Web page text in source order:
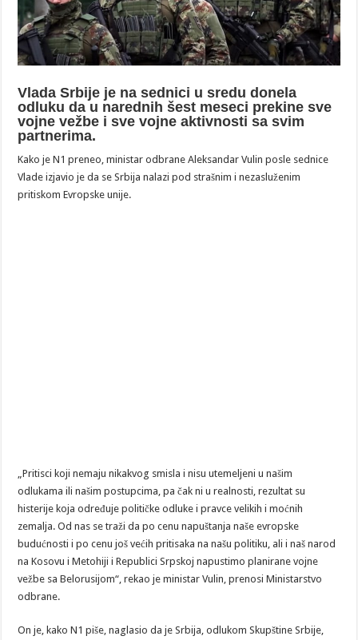
Vlada Srbije je na sednici u sredu donela
odluku da u narednih šest meseci prekine sve
vojne vežbe i sve vojne aktivnosti sa svim
partnerima.
Kako je N1 preneo, ministar odbrane Aleksandar Vulin posle sednice
Vlade izjavio je da se Srbija nalazi pod strašnim i nezasluženim
pritiskom Evropske unije.
„Pritisci koji nemaju nikakvog smisla i nisu utemeljeni u našim
odlukama ili našim postupcima, pa čak ni u realnosti, rezultat su
histerije koja određuje političke odluke i pravce velikih i moćnih
zemalja. Od nas se traži da po cenu napuštanja naše evropske
budućnosti i po cenu još većih pritisaka na našu politiku, ali i naš narod
na Kosovu i Metohiji i Republici Srpskoj napustimo planirane vojne
vežbe sa Belorusijom“, rekao je ministar Vulin, prenosi Ministarstvo
odbrane.
On je, kako N1 piše, naglasio da je Srbija, odlukom Skupštine Srbije,